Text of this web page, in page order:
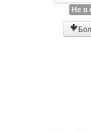
Не в